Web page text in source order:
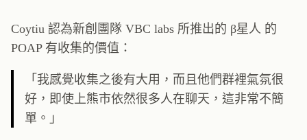
Coytiu 認為新創團隊 VBC labs 所推出的 β星人 的
POAP 有收集的價值：
「我感覺收集之後有大用，而且他們群裡氣氛很
好，即使上熊市依然很多人在聊天，這非常不簡
單。」